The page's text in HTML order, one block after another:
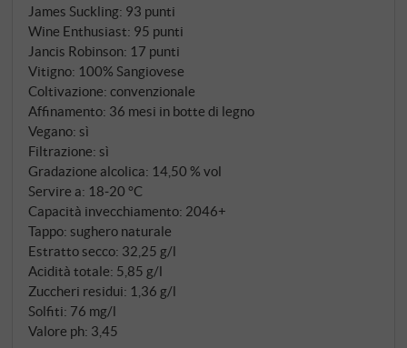
James Suckling: 93 punti
Wine Enthusiast: 95 punti
Jancis Robinson: 17 punti
Vitigno: 100% Sangiovese
Coltivazione: convenzionale
Affinamento: 36 mesi in botte di legno
Vegano: sì
Filtrazione: sì
Gradazione alcolica: 14,50 % vol
Servire a: 18‑20 °C
Capacità invecchiamento: 2046+
Tappo: sughero naturale
Estratto secco: 32,25 g/l
Acidità totale: 5,85 g/l
Zuccheri residui: 1,36 g/l
Solfiti: 76 mg/l
Valore ph: 3,45